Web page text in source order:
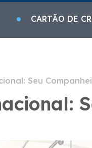
CARTÃO DE
Seu